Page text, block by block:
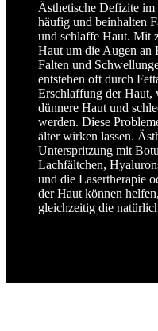
Ästhetische Defizite
häufig und beinhalten
und schlaffe Haut. Mit
Haut um die Augen an
Falten und
entstehen oft durch
Erschlaffung der Haut,
dünnere Haut und
werden. Diese
älter wirken lassen.
Unterspritzung mit
Lachfältchen,
und die Lasertherapie
der Haut können
gleichzeitig die